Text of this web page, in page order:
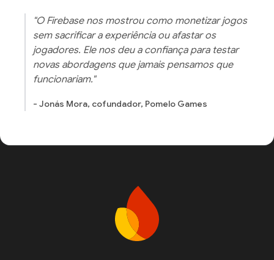
"O Firebase nos mostrou como monetizar jogos
sem sacrificar a experiência ou afastar os
jogadores. Ele nos deu a confiança para testar
novas abordagens que jamais pensamos que
funcionariam."
- Jonás Mora, cofundador, Pomelo Games